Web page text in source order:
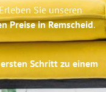
Sie unseren
Preise in Remscheid.
Schritt zu einem